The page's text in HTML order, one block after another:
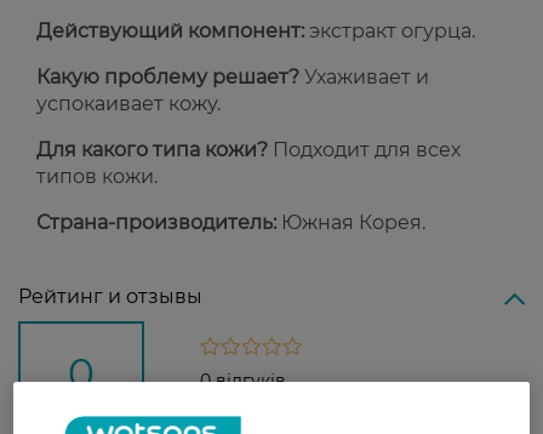
Действующий компонент: экстракт огурца.
Какую проблему решает? Ухаживает и
успокаивает кожу.
Для какого типа кожи? Подходит для всех
типов кожи.
Страна-производитель: Южная Корея.
Рейтинг и отзывы
0 0 відгуків